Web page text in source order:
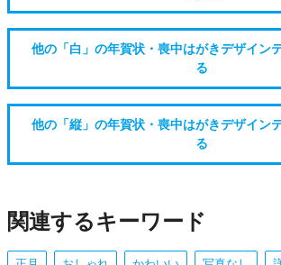
他の「白」の年賀状・喪中はがきデザイン
る
他の「縦」の年賀状・喪中はがきデザイン
る
関連するキーワード